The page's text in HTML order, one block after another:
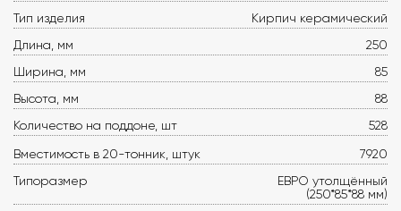
Тип изделия
Кирпич керамический
Длина, мм
250
Ширина, мм
85
Высота, мм
88
Количество на поддоне, шт
528
Вместимость в 20-тонник, штук
7920
Типоразмер
ЕВРО утолщённый
(250*85*88 мм)